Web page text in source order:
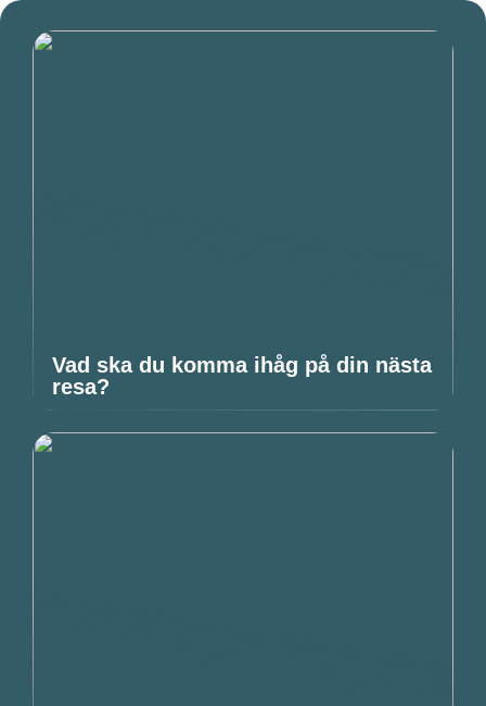
Vad ska du komma ihåg på din nästa
resa?